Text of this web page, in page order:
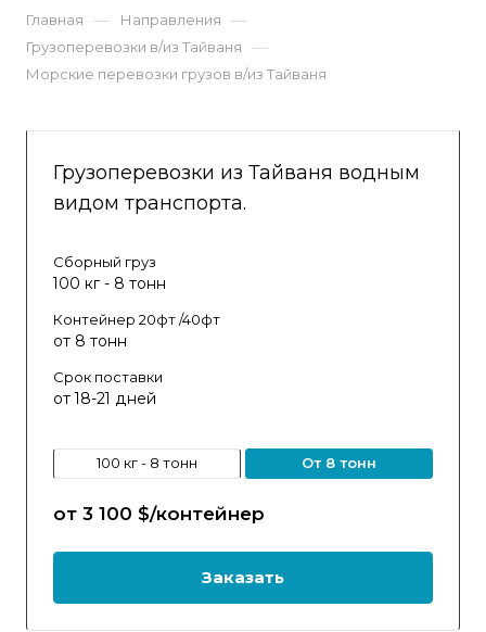
Главная — Направления —
Грузоперевозки в/из Тайваня —
Морские перевозки грузов в/из Тайваня
Грузоперевозки из Тайваня водным
видом транспорта.
Сборный груз
100 кг - 8 тонн
Контейнер 20фт /40фт
от 8 тонн
Срок поставки
от 18-21 дней
100 кг - 8 тонн от 8 тонн
от 3 100 $/контейнер
Заказать